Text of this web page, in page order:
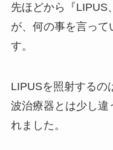
先ほどから『LIPUS
が、何の事を言って
す。
LIPUSを照射するの
波治療器とは少し
れました。